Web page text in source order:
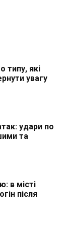
типу, які
увагу
удари по
та
в місті
після